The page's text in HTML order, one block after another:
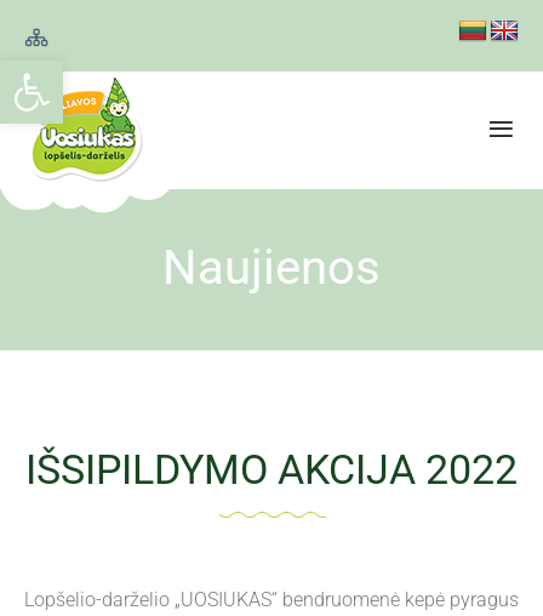
Open toolbar
Naujienos
IŠSIPILDYMO AKCIJA 2022
Lopšelio-darželio „UOSIUKAS“ bendruomenė kepė pyragus